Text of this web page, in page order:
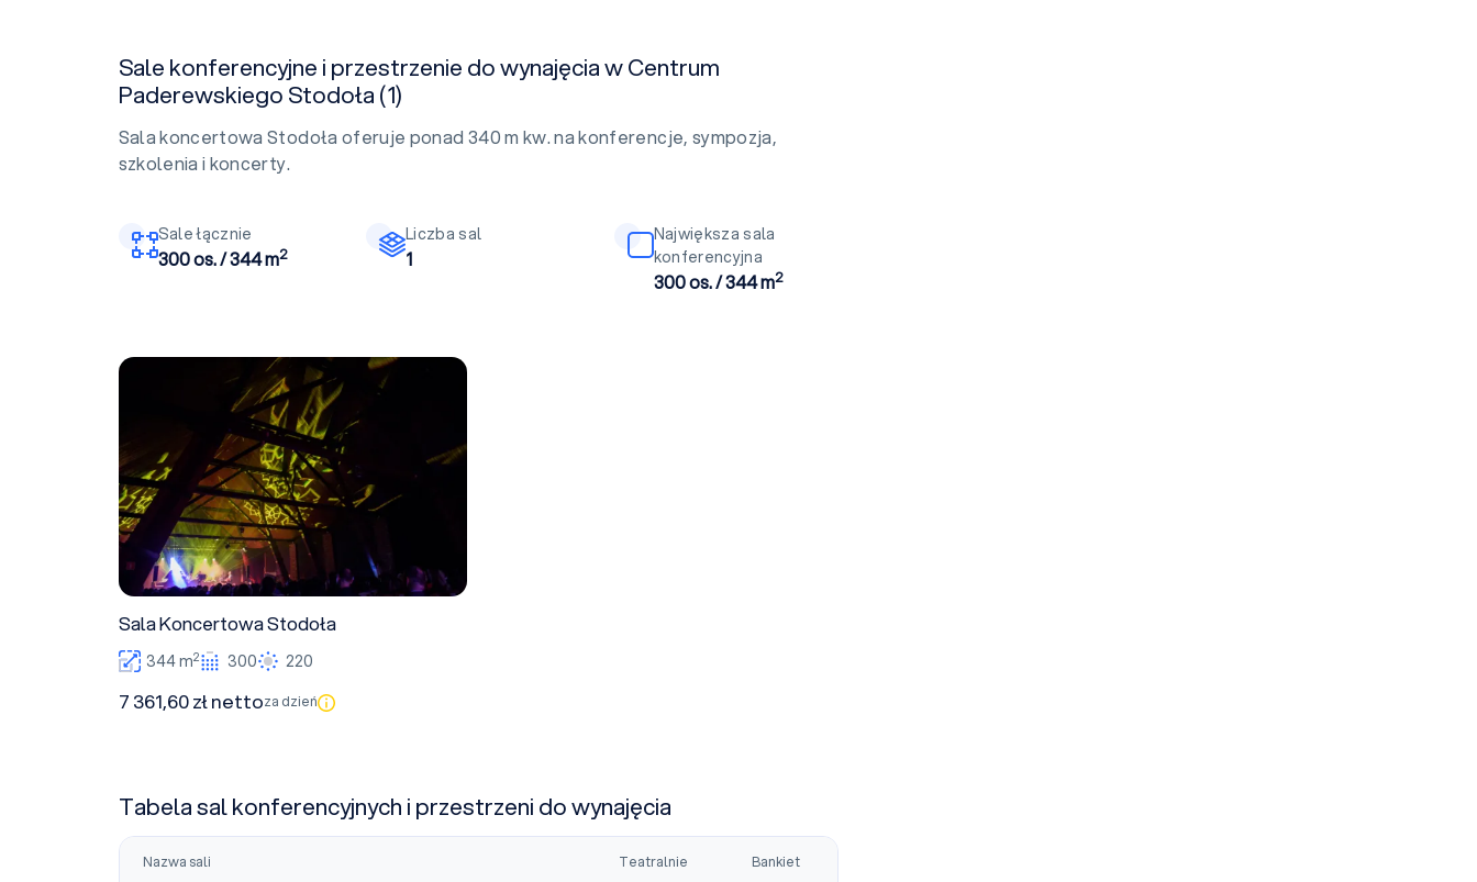
Sale konferencyjne i przestrzenie do wynajęcia w Centrum
Paderewskiego Stodoła (1)
Sala koncertowa Stodoła oferuje ponad 340 m kw. na konferencje, sympozja,
szkolenia i koncerty.
Sale łącznie
300 os. / 344 m2
Liczba sal
1
Największa sala
konferencyjna
300 os. / 344 m2
Sala Koncertowa Stodoła
Sala Koncertowa Stodoła
344 m2 300 220
7 361,60 zł nettoza dzień
Tabela sal konferencyjnych i przestrzeni do wynajęcia
Nazwa sali Teatralnie Bankiet